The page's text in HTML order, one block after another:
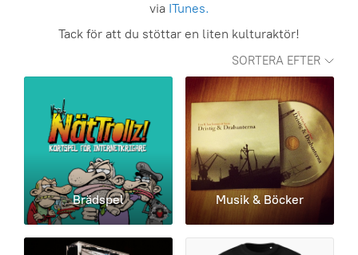
via ITunes.
Tack för att du stöttar en liten kulturaktör!
SORTERA EFTER
Brädspel Musik & Böcker